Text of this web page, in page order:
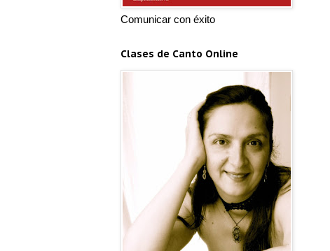
Comunicar con éxito
Clases de Canto Online